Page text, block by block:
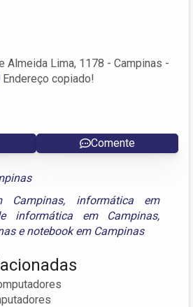
Almeida Lima, 1178 - Campinas -
Endereço copiado!
Comente
Campinas, informática em
informática em Campinas,
enotebook em Campinas